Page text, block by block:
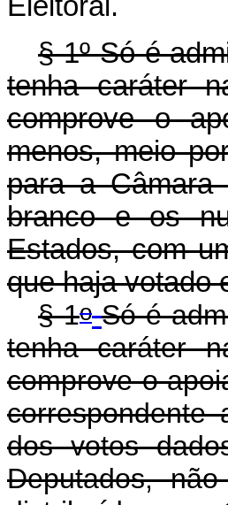
§ 1º Só é
tenha caráter
comprove o
menos, meio
para a Câmara
branco e os
Estados, com
que haja votado
§ 1o Só é
tenha caráter
comprove o
dos votos
Deputados,